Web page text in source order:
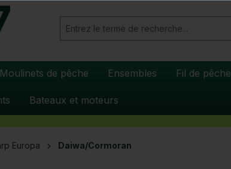
Moulinets de pêche Ensembles Fil de pêche
Bateaux et moteurs
Europa Daiwa/Cormoran